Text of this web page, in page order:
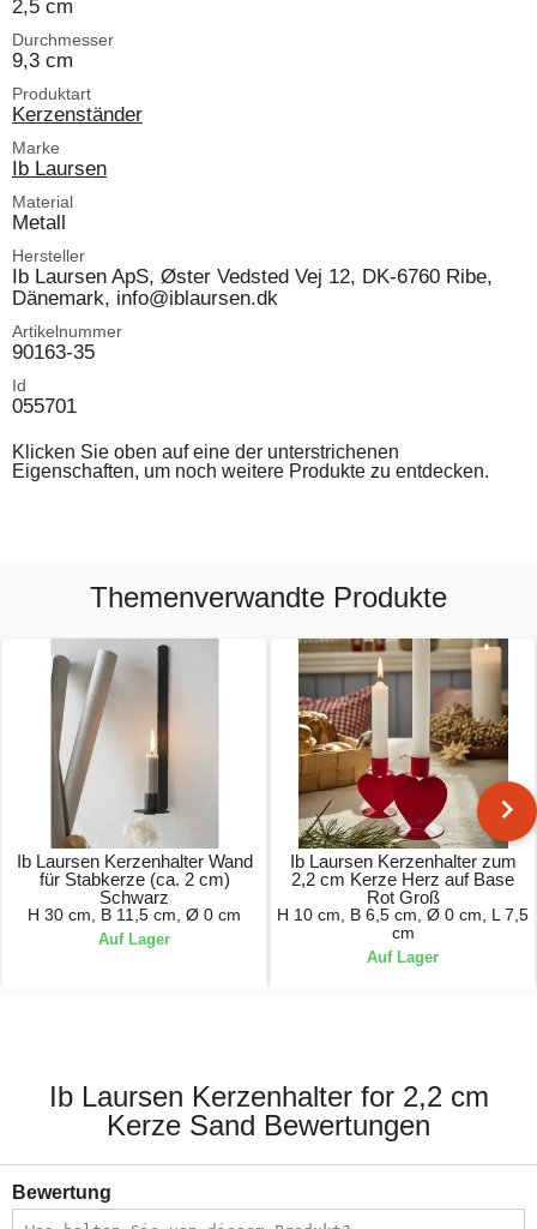
2,5 cm
Durchmesser
9,3 cm
Produktart
Kerzenständer
Marke
Ib Laursen
Material
Metall
Hersteller
Ib Laursen ApS, Øster Vedsted Vej 12, DK-6760 Ribe,
Dänemark, info@iblaursen.dk
Artikelnummer
90163-35
Id
055701
Klicken Sie oben auf eine der unterstrichenen
Eigenschaften, um noch weitere Produkte zu entdecken.
Themenverwandte Produkte
Ib Laursen Kerzenhalter Wand
für Stabkerze (ca. 2 cm)
Schwarz
H 30 cm, B 11,5 cm, Ø 0 cm
Auf Lager
Ib Laursen Kerzenhalter zum
2,2 cm Kerze Herz auf Base
Rot Groß
H 10 cm, B 6,5 cm, Ø 0 cm, L 7,5
cm
Auf Lager
Ib Laursen Kerzenhalter for 2,2 cm
Kerze Sand Bewertungen
Bewertung